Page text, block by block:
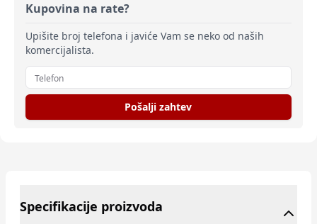
Kupovina na rate?
Upišite broj telefona i javiće Vam se neko od naših
komercijalista.
Pošalji zahtev
Specifikacije proizvoda